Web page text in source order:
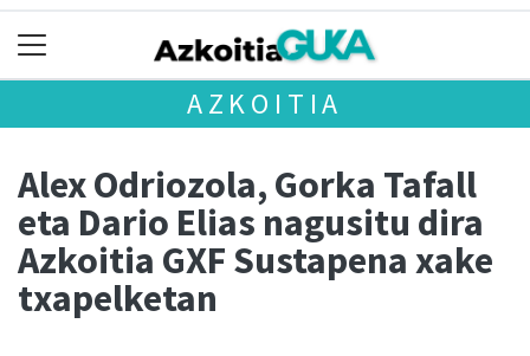
AZKOITIA
Alex Odriozola, Gorka Tafall
eta Dario Elias nagusitu dira
Azkoitia GXF Sustapena xake
txapelketan